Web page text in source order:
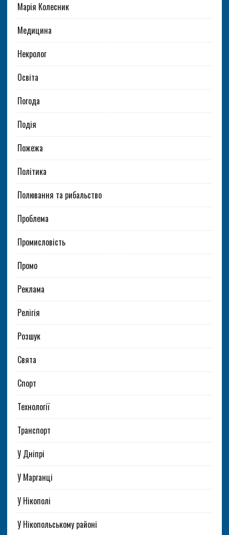
Марія Колесник
Медицина
Некролог
Освіта
Погода
Подія
Пожежа
Політика
Полювання та рибальство
Проблема
Промисловість
Промо
Реклама
Релігія
Розшук
Свята
Спорт
Технології
Транспорт
У Дніпрі
У Марганці
У Нікополі
У Нікопольському районі